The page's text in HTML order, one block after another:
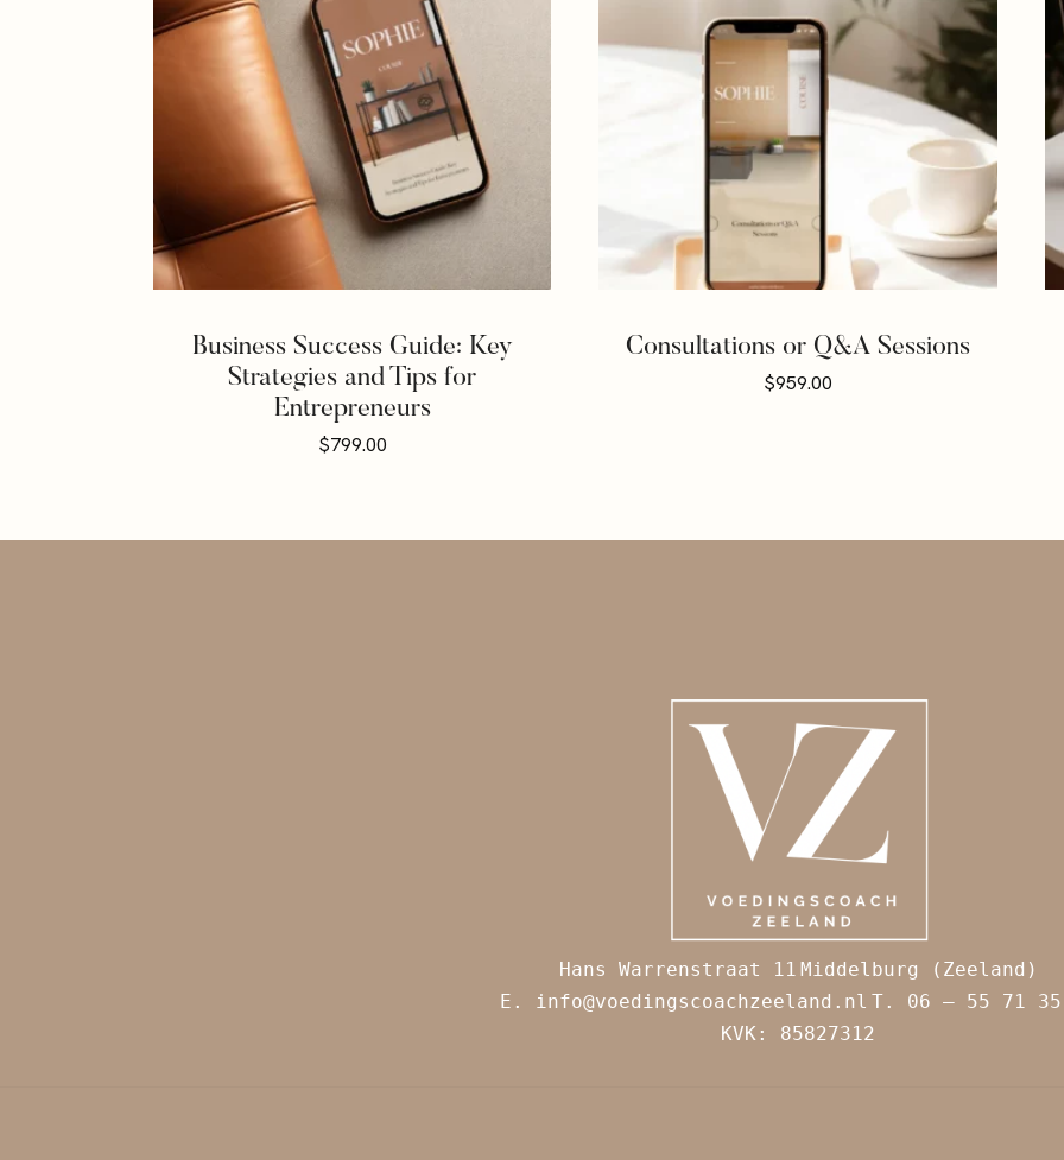
Business Success Guide: Key
Strategies and Tips for
Entrepreneurs
$799.00
Consultations or Q&A Sessions
$959.00
Hans Warrenstraat 11 Middelburg (Zeeland)
E. info@voedingscoachzeeland.nl T. 06 – 55 71
KVK: 85827312